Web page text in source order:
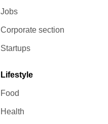
Jobs
Corporate section
Startups
Lifestyle
Food
Health